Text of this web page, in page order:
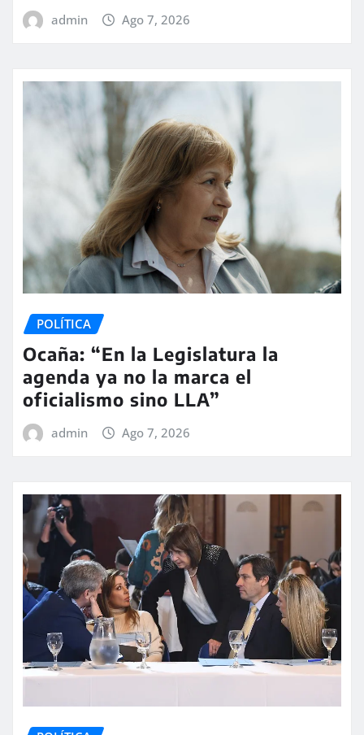
admin Ago 7, 2026
POLÍTICA
Ocaña: “En la Legislatura la
agenda ya no la marca el
oficialismo sino LLA”
admin Ago 7, 2026